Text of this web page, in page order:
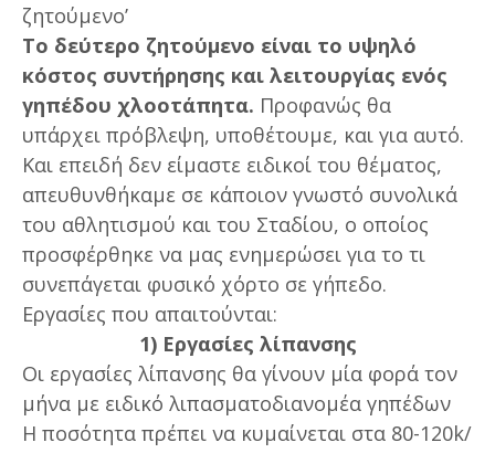
ζητούμενο’
Το δεύτερο ζητούμενο είναι το υψηλό
κόστος συντήρησης και λειτουργίας ενός
γηπέδου χλοοτάπητα. Προφανώς θα
υπάρχει πρόβλεψη, υποθέτουμε, και για αυτό.
Και επειδή δεν είμαστε ειδικοί του θέματος,
απευθυνθήκαμε σε κάποιον γνωστό συνολικά
του αθλητισμού και του Σταδίου, ο οποίος
προσφέρθηκε να μας ενημερώσει για το τι
συνεπάγεται φυσικό χόρτο σε γήπεδο.
Εργασίες που απαιτούνται:
1) Εργασίες λίπανσης
Οι εργασίες λίπανσης θα γίνουν μία φορά τον
μήνα με ειδικό λιπασματοδιανομέα γηπέδων
Η ποσότητα πρέπει να κυμαίνεται στα 80-120k/